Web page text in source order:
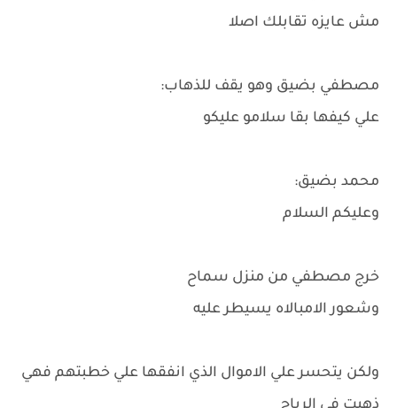
مش عايزه تقابلك اصلا
مصطفي بضيق وهو يقف للذهاب:
علي كيفها بقا سلامو عليكو
محمد بضيق:
وعليكم السلام
خرج مصطفي من منزل سماح
وشعور الامبالاه يسيطر عليه
ولكن يتحسر علي الاموال الذي انفقها علي خطبتهم فهي